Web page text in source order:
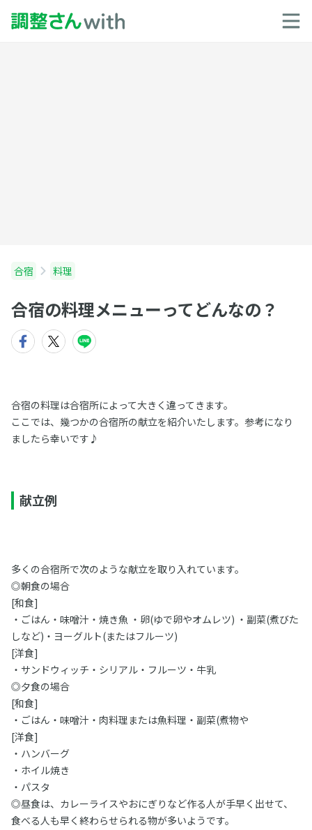
合宿 料理
合宿の料理メニューってどんなの？
合宿の料理は合宿所によって大きく違ってきます。
ここでは、幾つかの合宿所の献立を紹介いたします。参考になり
ましたら幸いです♪
献立例
多くの合宿所で次のような献立を取り入れています。
◎朝食の場合
[和食]
・ごはん・味噌汁・焼き魚 ・卵(ゆで卵やオムレツ) ・副菜(煮びた
しなど)・ヨーグルト(またはフルーツ)
[洋食]
・サンドウィッチ・シリアル・フルーツ・牛乳
◎夕食の場合
[和食]
・ごはん・味噌汁・肉料理または魚料理・副菜(煮物や
[洋食]
・ハンバーグ
・ホイル焼き
・パスタ
◎昼食は、カレーライスやおにぎりなど作る人が手早く出せて、
食べる人も早く終わらせられる物が多いようです。